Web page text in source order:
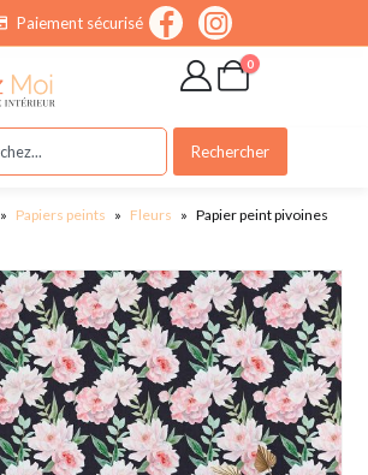
Paiement sécurisé
0
Rechercher
» Papiers peints » Fleurs » Papier peint pivoines